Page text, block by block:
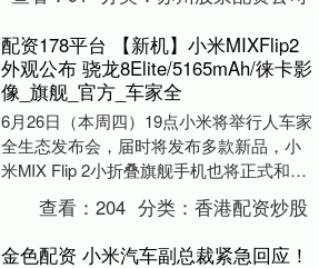
万辆....
配资178平台 【新机】小米MIXFlip2
外观公布 骁龙8Elite/5165mAh/徕卡影
像_旗舰_官方_车家全
6月26日（本周四）19点小米将举行人车家
全生态发布会，届时将发布多款新品，小
米MIX Flip 2小折叠旗舰手机也将正式和大
家见面，今天官方首次公布了MIX ....
查看：204 分类：香港配资炒股
金色配资 小米汽车副总裁紧急回应！